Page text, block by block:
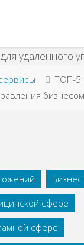
ТОП-5
бизнесом
сфере
сфере